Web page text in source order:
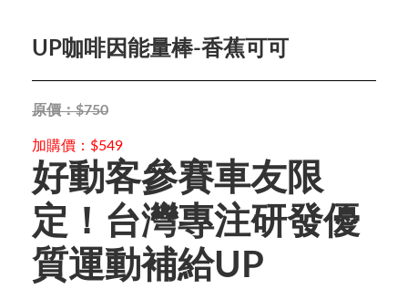
UP咖啡因能量棒-香蕉可可
原價：$750
加購價：$549
好動客參賽車友限
定！台灣專注研發優
質運動補給UP
Close